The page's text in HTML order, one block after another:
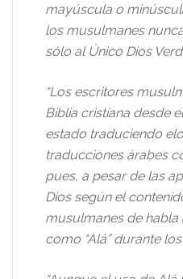
mayúscula o
los musulmanes
sólo al Único Dios
“Los escritores
Biblia cristiana desde
estado traduciendo
traducciones árabes
pues, a pesar de las
Dios según el
musulmanes de habla
como “Alá” durante